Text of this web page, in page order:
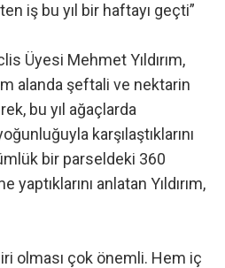
iş bu yıl bir haftayı geçti”
Üyesi Mehmet Yıldırım,
alanda şeftali ve nektarin
bu yıl ağaçlarda
karşılaştıklarını
bir parseldeki 360
anlatan Yıldırım,
olması çok önemli. Hem iç